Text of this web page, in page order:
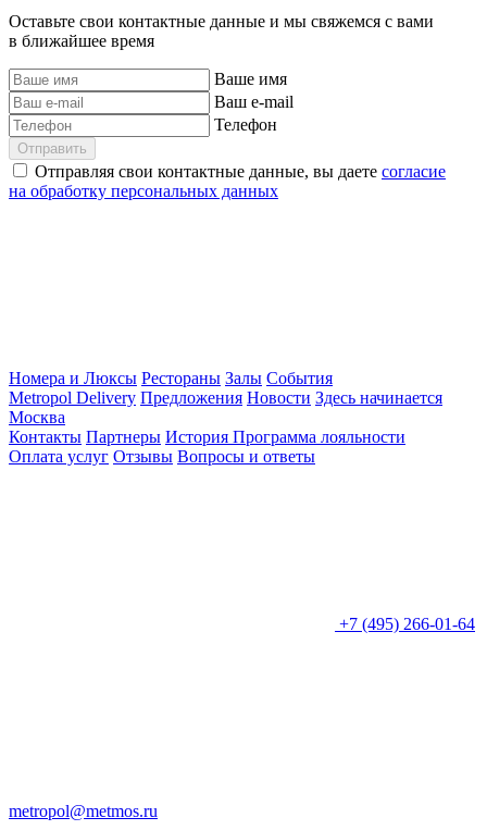
Оставьте свои контактные данные и мы свяжемся с вами
в ближайшее время
Ваше имя
Ваш e-mail
Телефон
Отправить
Отправляя свои контактные данные, вы даете согласие
на обработку персональных данных
Номера и Люксы Рестораны Залы События
Metropol Delivery Предложения Новости Здесь начинается
Москва
Контакты Партнеры История Программа лояльности
Оплата услуг Отзывы Вопросы и ответы
+7 (495) 266-01-64
metropol@metmos.ru